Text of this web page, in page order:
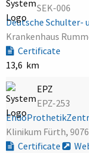
SEK-006
Deutsche Schulter-
Krankenhaus
Certificate
13,6 km
EPZ
EPZ-253
Klinikum Fürth,
Certificate